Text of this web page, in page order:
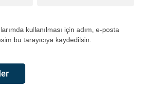
kullanılması için adım, e-posta
bu tarayıcıya kaydedilsin.